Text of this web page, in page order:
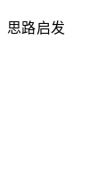
思路启发